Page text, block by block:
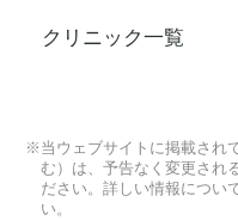
クリニック一覧
※当ウェブサイトに掲載され
む）は、予告なく変更され
ださい。詳しい情報につい
い。